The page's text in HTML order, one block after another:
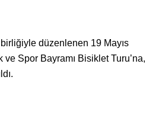
düzenlenen 19 Mayıs
ve Spor Bayramı Bisiklet Turu’na,